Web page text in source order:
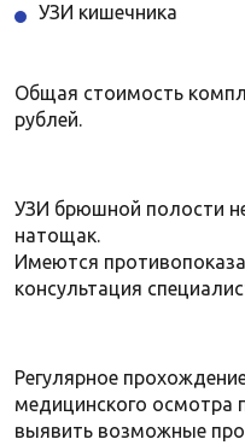
УЗИ кишечника
Общая стоимость
рублей.
УЗИ брюшной полости
натощак.
Имеются
консультация
Регулярное
медицинского осмотра
выявить возможные